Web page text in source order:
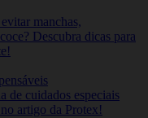
manchas,
Descubra dicas para
de cuidados especiais
artigo da Protex!